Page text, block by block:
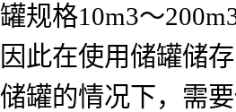
罐规格10m3～
因此在使用储罐储
储罐的情况下，需